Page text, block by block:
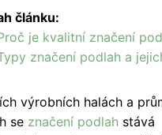
článku:
je kvalitní značení
značení podlah a
výrobních halách a
se značení podlah stává